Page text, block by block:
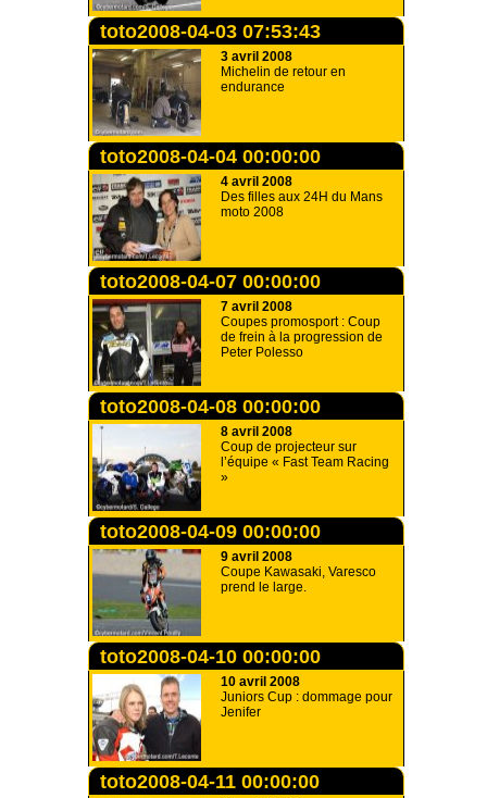
toto2008-04-03 07:53:43
3 avril 2008
Michelin de retour en
endurance
toto2008-04-04 00:00:00
4 avril 2008
Des filles aux 24H du Mans
moto 2008
toto2008-04-07 00:00:00
7 avril 2008
Coupes promosport : Coup
de frein à la progression de
Peter Polesso
toto2008-04-08 00:00:00
8 avril 2008
Coup de projecteur sur
l’équipe « Fast Team Racing
»
toto2008-04-09 00:00:00
9 avril 2008
Coupe Kawasaki, Varesco
prend le large.
toto2008-04-10 00:00:00
10 avril 2008
Juniors Cup : dommage pour
Jenifer
toto2008-04-11 00:00:00